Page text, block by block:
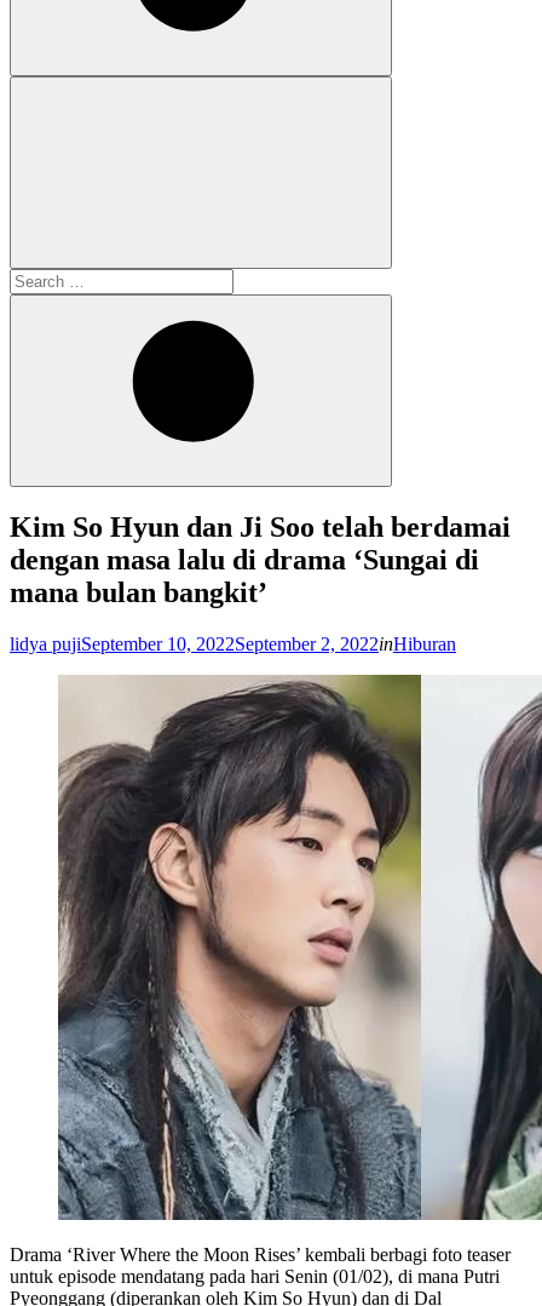
Search
for:
Search
Kim So Hyun dan Ji Soo telah berdamai
dengan masa lalu di drama ‘Sungai di
mana bulan bangkit’
lidya pujiPosted
September 10, 2022September 2, 2022inHiburan
Drama ‘River Where the Moon Rises’ kembali berbagi foto teaser
untuk episode mendatang pada hari Senin (01/02), di mana Putri
Pyeonggang (diperankan oleh Kim So Hyun) dan di Dal